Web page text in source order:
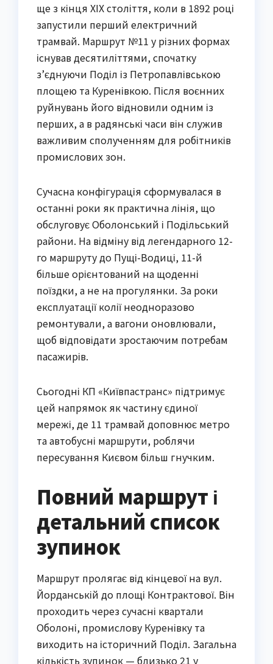
ще з кінця XIX століття, коли в 1892 році
запустили перший електричний
трамвай. Маршрут №11 у різних формах
існував десятиліттями, спочатку
з’єднуючи Поділ із Петропавлівською
площею та Куренівкою. Після воєнних
руйнувань його відновили одним із
перших, а в радянські часи він служив
важливим сполученням для робітників
промислових зон.
Сучасна конфігурація сформувалася в
останні роки як практична лінія, що
обслуговує Оболонський і Подільський
райони. На відміну від легендарного 12-
го маршруту до Пущі-Водиці, 11-й
більше орієнтований на щоденні
поїздки, а не на прогулянки. За роки
експлуатації колії неодноразово
ремонтували, а вагони оновлювали,
щоб відповідати зростаючим потребам
пасажирів.
Сьогодні КП «Київпастранс» підтримує
цей напрямок як частину єдиної
мережі, де 11 трамвай доповнює метро
та автобусні маршрути, роблячи
пересування Києвом більш гнучким.
Повний маршрут і
детальний список
зупинок
Маршрут пролягає від кінцевої на вул.
Йорданській до площі Контрактової. Він
проходить через сучасні квартали
Оболоні, промислову Куренівку та
виходить на історичний Поділ. Загальна
кількість зупинок — близько 21 у